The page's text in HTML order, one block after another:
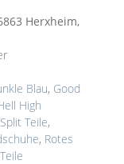
Herxheim,
Blau, Good
High
Teile,
, Rotes